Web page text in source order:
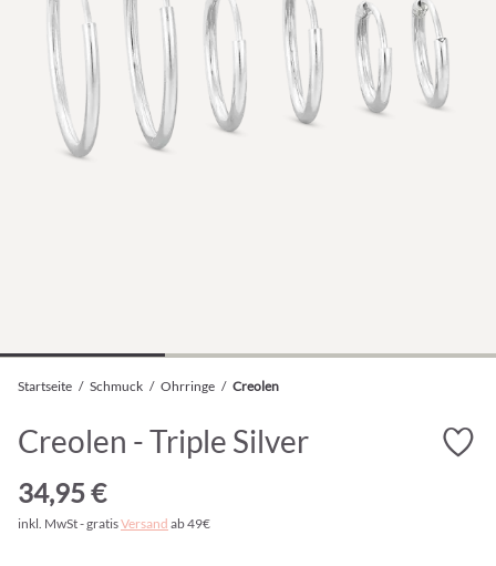
Startseite / Schmuck / Ohrringe / Creolen
Creolen - Triple Silver
34,95 €
inkl. MwSt - gratisVersand ab 49€